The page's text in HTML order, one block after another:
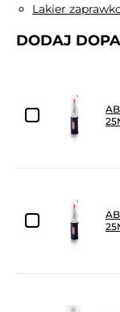
Lakier
DODAJ